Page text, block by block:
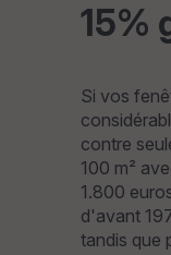
15%
Si vos
contre
100 m²
1.800
d'avant
tandis que